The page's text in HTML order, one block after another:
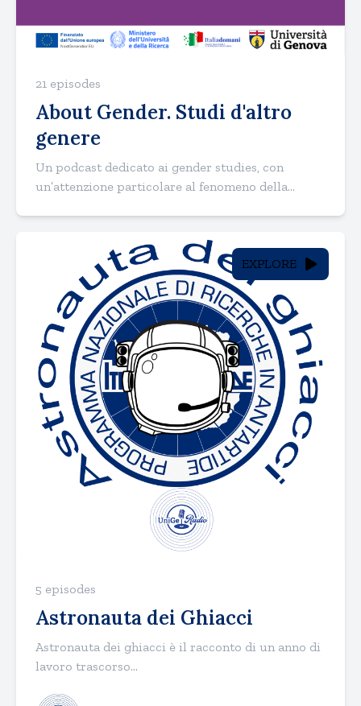
21 episodes
About Gender. Studi d'altro
genere
Un podcast dedicato ai gender studies, con
un’attenzione particolare al fenomeno della...
EXPLORE
5 episodes
Astronauta dei Ghiacci
Astronauta dei ghiacci è il racconto di un anno di
lavoro trascorso...